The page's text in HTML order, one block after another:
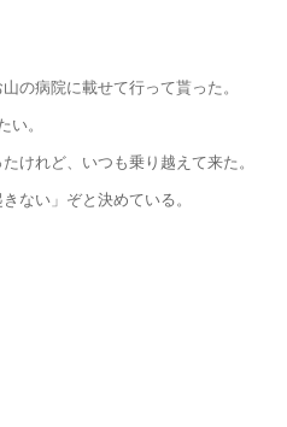
の病院に載せて行って貰った。
い。
けれど、いつも乗り越えて来た。
ない」ぞと決めている。